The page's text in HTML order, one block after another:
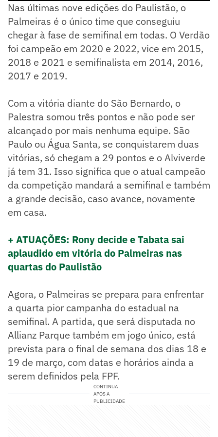
Nas últimas nove edições do Paulistão, o
Palmeiras é o único time que conseguiu
chegar à fase de semifinal em todas. O Verdão
foi campeão em 2020 e 2022, vice em 2015,
2018 e 2021 e semifinalista em 2014, 2016,
2017 e 2019.
Com a vitória diante do São Bernardo, o
Palestra somou três pontos e não pode ser
alcançado por mais nenhuma equipe. São
Paulo ou Água Santa, se conquistarem duas
vitórias, só chegam a 29 pontos e o Alviverde
já tem 31. Isso significa que o atual campeão
da competição mandará a semifinal e também
a grande decisão, caso avance, novamente
em casa.
+ ATUAÇÕES: Rony decide e Tabata sai
aplaudido em vitória do Palmeiras nas
quartas do Paulistão
Agora, o Palmeiras se prepara para enfrentar
a quarta pior campanha do estadual na
semifinal. A partida, que será disputada no
Allianz Parque também em jogo único, está
prevista para o final de semana dos dias 18 e
19 de março, com datas e horários ainda a
serem definidos pela FPF.
CONTINUA
APÓS A
PUBLICIDADE